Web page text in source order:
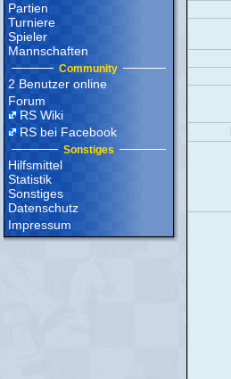
Partien
Turniere
Spieler
Mannschaften
Community
2 Benutzer online
Forum
RS Wiki
RS bei Facebook
Sonstiges
Hilfsmittel
Statistik
Sonstiges
Datenschutz
Impressum